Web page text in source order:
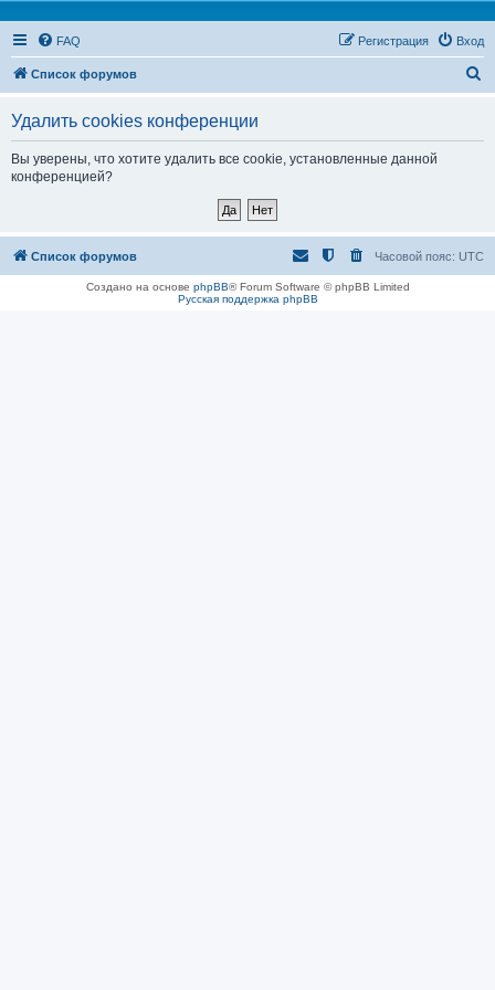
FAQ Вход
Регистрация
Список форумов
Удалить cookies конференции
Вы уверены, что хотите удалить все cookie, установленные данной
конференцией?
Список форумов Часовой пояс: UTC
Создано на основе phpBB® Forum Software © phpBB Limited
Русская поддержка phpBB